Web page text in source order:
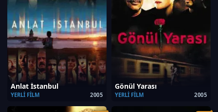
Anlat İstanbul
2005
YERLI FILM
Gönül Yarası
2005
YERLI FILM